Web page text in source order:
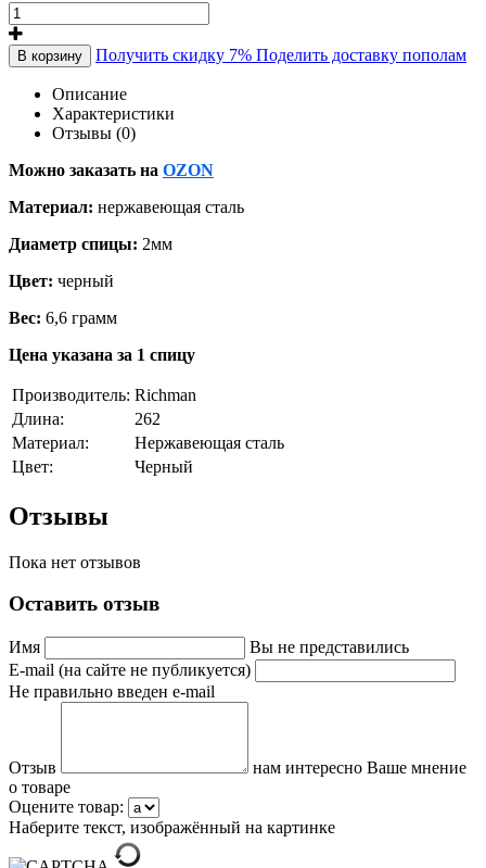
В корзину Получить скидку 7% Поделить доставку пополам
Описание
Характеристики
Отзывы (0)
Можно заказать на OZON
Материал: нержавеющая сталь
Диаметр спицы: 2мм
Цвет: черный
Вес: 6,6 грамм
Цена указана за 1 спицу
Производитель: Richman
Длина:
262
Материал:
Нержавеющая сталь
Цвет:
Черный
Отзывы
Пока нет отзывов
Оставить отзыв
Имя
Вы не представились
E-mail (на сайте не публикуется)
Не правильно введен e-mail
Отзыв
нам интересно Ваше мнение
о товаре
Оцените товар:
Наберите текст, изображённый на картинке